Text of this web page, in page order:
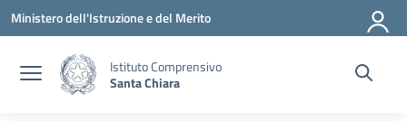
Vai ai contenuti
Vai al menu di navigazione
Vai al footer
Ministero dell'Istruzione e del Merito
Istituto Comprensivo
Santa Chiara